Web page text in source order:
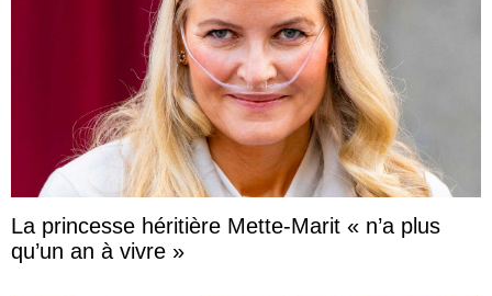
La princesse héritière Mette-Marit « n’a plus
qu’un an à vivre »